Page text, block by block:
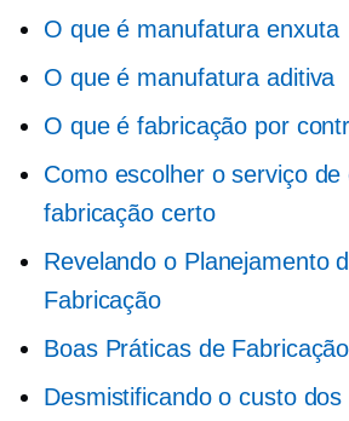
O que é manufatura enxuta
O que é manufatura aditiva
O que é fabricação por
Como escolher o serviço
fabricação certo
Revelando o Planejamento
Fabricação
Boas Práticas de Fabricação
Desmistificando o custo